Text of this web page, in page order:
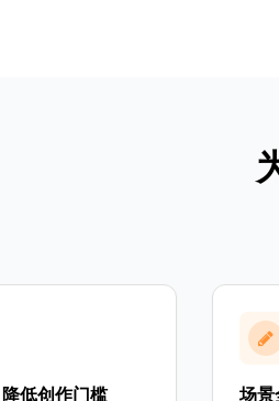
低创作门槛 场景